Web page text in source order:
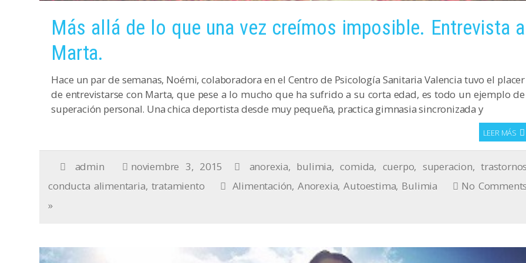
Más allá de lo que una vez creímos imposible. Entrevista a
Marta.
Hace un par de semanas, Noémi, colaboradora en el Centro de Psicología Sanitaria Valencia tuvo el placer
de entrevistarse con Marta, que pese a lo mucho que ha sufrido a su corta edad, es todo un ejemplo de
superación personal. Una chica deportista desde muy pequeña, practica gimnasia sincronizada y
LEER MÁS
admin noviembre 3, 2015 anorexia, bulimia,comida, cuerpo, superacion,
conducta alimentaria, tratamiento Alimentación,Anorexia,Autoestima, Bulimia
No
»